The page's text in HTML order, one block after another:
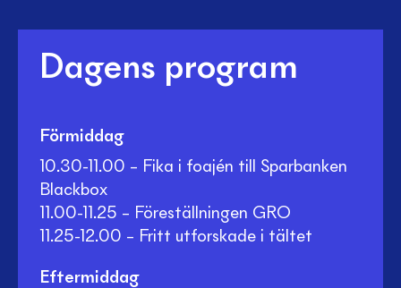
Dagens program
Förmiddag
10.30-11.00 – Fika i foajén till Sparbanken
Blackbox
11.00-11.25 – Föreställningen GRO
11.25-12.00 – Fritt utforskade i tältet
Eftermiddag